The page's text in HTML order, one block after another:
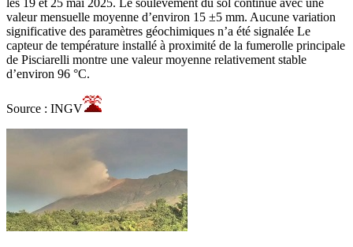
les 19 et 25 mai 2025. Le soulèvement du sol continue avec une
valeur mensuelle moyenne d’environ 15 ±5 mm. Aucune variation
significative des paramètres géochimiques n’a été signalée Le
capteur de température installé à proximité de la fumerolle principale
de Pisciarelli montre une valeur moyenne relativement stable
d’environ 96 °C.
Source : INGV